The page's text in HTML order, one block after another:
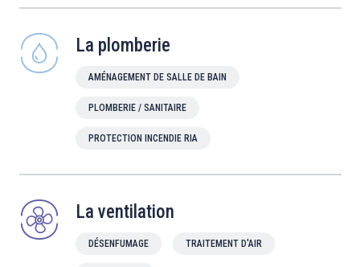
La plomberie
AMÉNAGEMENT DE SALLE DE BAIN
PLOMBERIE / SANITAIRE
PROTECTION INCENDIE RIA
La ventilation
DÉSENFUMAGE TRAITEMENT D'AIR